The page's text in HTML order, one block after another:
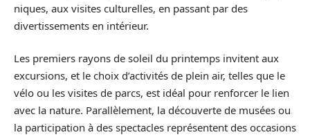
niques, aux visites culturelles, en passant par des
divertissements en intérieur.
Les premiers rayons de soleil du printemps invitent aux
excursions, et le choix d’activités de plein air, telles que le
vélo ou les visites de parcs, est idéal pour renforcer le lien
avec la nature. Parallèlement, la découverte de musées ou
la participation à des spectacles représentent des occasions